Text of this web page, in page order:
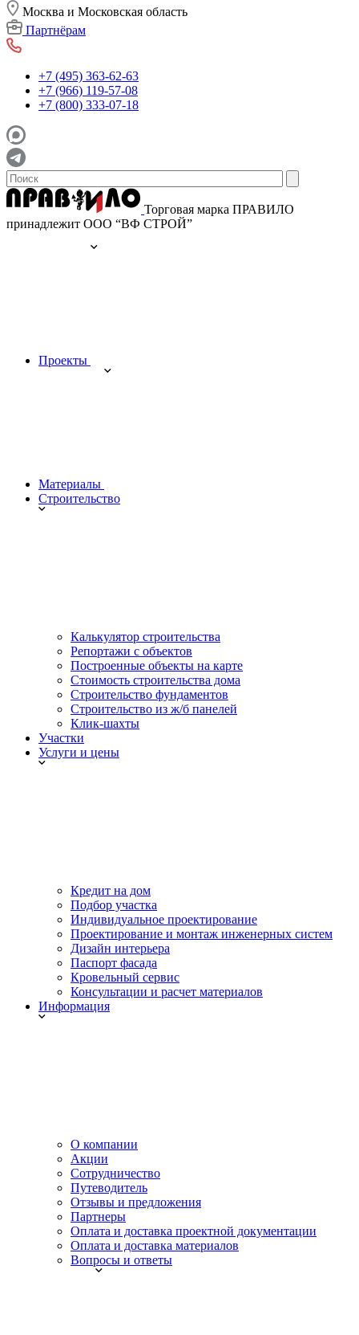
Москва и Московская область
Партнёрам
+7 (495) 363-62-63
+7 (966) 119-57-08
+7 (800) 333-07-18
Торговая марка ПРАВИЛО
принадлежит ООО “ВФ СТРОЙ”
Проекты
Материалы
Строительство
Калькулятор строительства
Репортажи с объектов
Построенные объекты на карте
Стоимость строительства дома
Строительство фундаментов
Строительство из ж/б панелей
Клик-шахты
Участки
Услуги и цены
Кредит на дом
Подбор участка
Индивидуальное проектирование
Проектирование и монтаж инженерных систем
Дизайн интерьера
Паспорт фасада
Кровельный сервис
Консультации и расчет материалов
Информация
О компании
Акции
Сотрудничество
Путеводитель
Отзывы и предложения
Партнеры
Оплата и доставка проектной документации
Оплата и доставка материалов
Вопросы и ответы